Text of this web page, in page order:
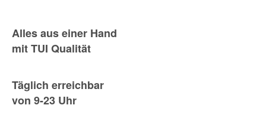
Alles aus einer Hand
mit TUI Qualität
Täglich erreichbar
von 9-23 Uhr